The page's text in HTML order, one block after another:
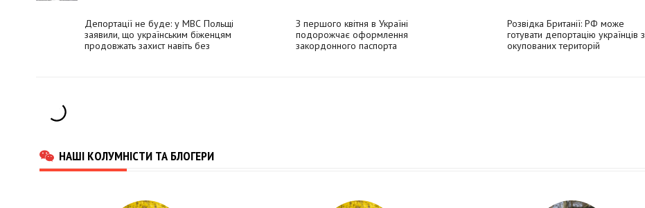
Депортації не буде: у МВС Польщі
заявили, що українським біженцям
продовжать захист навіть без
З першого квітня в Україні
подорожчає оформлення
закордонного паспорта
Розвідка Британії: РФ може
готувати депортацію українців з
окупованих територій
НАШІ КОЛУМНІСТИ ТА БЛОГЕРИ